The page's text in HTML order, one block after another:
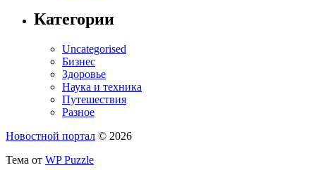
Категории
Uncategorised
Бизнес
Здоровье
Наука и техника
Путешествия
Разное
Новостной портал © 2026
Тема от WP Puzzle